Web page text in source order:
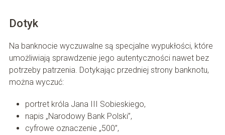
Dotyk
Na banknocie wyczuwalne są specjalne wypukłości, które
umożliwiają sprawdzenie jego autentyczności nawet bez
potrzeby patrzenia. Dotykając przedniej strony banknotu,
można wyczuć:
portret króla Jana III Sobieskiego,
napis „Narodowy Bank Polski”,
cyfrowe oznaczenie „500”,